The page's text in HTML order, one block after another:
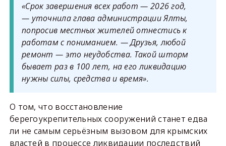
«Срок завершения всех работ — 2026 год,
— уточнила глава администрации Ялты,
попросив местных жителей отнестись к
работам с пониманием. — Друзья, любой
ремонт — это неудобства. Такой шторм
бывает раз в 100 лет, на его ликвидацию
нужны силы, средства и время».
О том, что восстановление
берегоукрепительных сооружений станет едва
ли не самым серьёзным вызовом для крымских
властей в процессе ликвидации последствий